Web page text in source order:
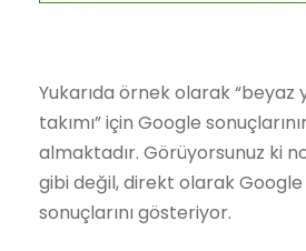
Yukarıda örnek olarak “beyaz
takımı” için Google
almaktadır. Görüyorsunuz ki
gibi değil, direkt olarak
sonuçlarını gösteriyor.